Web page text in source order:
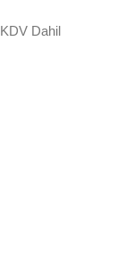
KDV Dahil